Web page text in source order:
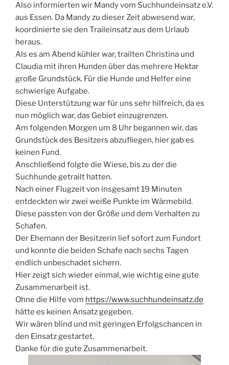
Also informierten wir Mandy vom Suchhundeinsatz e.V.
aus Essen. Da Mandy zu dieser Zeit abwesend war,
koordinierte sie den Traileinsatz aus dem Urlaub
heraus.
Als es am Abend kühler war, trailten Christina und
Claudia mit ihren Hunden über das mehrere Hektar
große Grundstück. Für die Hunde und Helfer eine
schwierige Aufgabe.
Diese Unterstützung war für uns sehr hilfreich, da es
nun möglich war, das Gebiet einzugrenzen.
Am folgenden Morgen um 8 Uhr begannen wir, das
Grundstück des Besitzers abzufliegen, hier gab es
keinen Fund.
Anschließend folgte die Wiese, bis zu der die
Suchhunde getrailt hatten.
Nach einer Flugzeit von insgesamt 19 Minuten
entdeckten wir zwei weiße Punkte im Wärmebild.
Diese passten von der Größe und dem Verhalten zu
Schafen.
Der Ehemann der Besitzerin lief sofort zum Fundort
und konnte die beiden Schafe nach sechs Tagen
endlich unbeschadet sichern.
Hier zeigt sich wieder einmal, wie wichtig eine gute
Zusammenarbeit ist.
Ohne die Hilfe vom https://www.suchhundeinsatz.de
hätte es keinen Ansatz gegeben.
Wir wären blind und mit geringen Erfolgschancen in
den Einsatz gestartet.
Danke für die gute Zusammenarbeit.